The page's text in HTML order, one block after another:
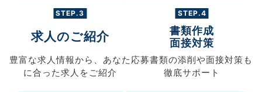
STEP.3
求人のご紹介
豊富な求人情報から、 あなた
に合った求人を ご紹介
STEP.4
書類作成
面接対策
応募書類の添削や面接対策も
徹底サポート